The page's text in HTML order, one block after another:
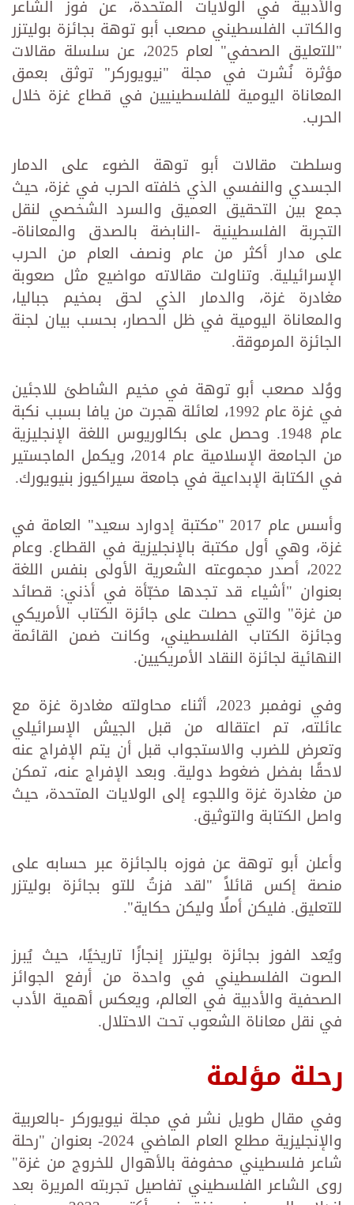
والأدبية في الولايات المتحدة، عن فوز الشاعر
والكاتب الفلسطيني مصعب أبو توهة بجائزة بوليتزر
"للتعليق الصحفي" لعام 2025، عن سلسلة مقالات
مؤثرة نُشرت في مجلة "نيويوركر" توثق بعمق
المعاناة اليومية للفلسطينيين في قطاع غزة خلال
الحرب.
وسلطت مقالات أبو توهة الضوء على الدمار
الجسدي والنفسي الذي خلفته الحرب في غزة، حيث
جمع بين التحقيق العميق والسرد الشخصي لنقل
التجربة الفلسطينية -النابضة بالصدق والمعاناة-
على مدار أكثر من عام ونصف العام من الحرب
الإسرائيلية. وتناولت مقالاته مواضيع مثل صعوبة
مغادرة غزة، والدمار الذي لحق بمخيم جباليا،
والمعاناة اليومية في ظل الحصار، بحسب بيان لجنة
الجائزة المرموقة.
ووُلد مصعب أبو توهة في مخيم الشاطئ للاجئين
في غزة عام 1992، لعائلة هجرت من يافا بسبب نكبة
عام 1948. وحصل على بكالوريوس اللغة الإنجليزية
من الجامعة الإسلامية عام 2014، ويكمل الماجستير
في الكتابة الإبداعية في جامعة سيراكيوز بنيويورك.
وأسس عام 2017 "مكتبة إدوارد سعيد" العامة في
غزة، وهي أول مكتبة بالإنجليزية في القطاع. وعام
2022، أصدر مجموعته الشعرية الأولى بنفس اللغة
بعنوان "أشياء قد تجدها مخبّأة في أذني: قصائد
من غزة" والتي حصلت على جائزة الكتاب الأمريكي
وجائزة الكتاب الفلسطيني، وكانت ضمن القائمة
النهائية لجائزة النقاد الأمريكيين.
وفي نوفمبر 2023، أثناء محاولته مغادرة غزة مع
عائلته، تم اعتقاله من قبل الجيش الإسرائيلي
وتعرض للضرب والاستجواب قبل أن يتم الإفراج عنه
لاحقًا بفضل ضغوط دولية. وبعد الإفراج عنه، تمكن
من مغادرة غزة واللجوء إلى الولايات المتحدة، حيث
واصل الكتابة والتوثيق.
وأعلن أبو توهة عن فوزه بالجائزة عبر حسابه على
منصة إكس قائلاً "لقد فزتُ للتو بجائزة بوليتزر
للتعليق. فليكن أملًا وليكن حكاية".
ويُعد الفوز بجائزة بوليتزر إنجازًا تاريخيًا، حيث يُبرز
الصوت الفلسطيني في واحدة من أرفع الجوائز
الصحفية والأدبية في العالم، ويعكس أهمية الأدب
في نقل معاناة الشعوب تحت الاحتلال.
رحلة مؤلمة
وفي مقال طويل نشر في مجلة نيويوركر -بالعربية
والإنجليزية مطلع العام الماضي 2024- بعنوان "رحلة
شاعر فلسطيني محفوفة بالأهوال للخروج من غزة"
روى الشاعر الفلسطيني تفاصيل تجربته المريرة بعد